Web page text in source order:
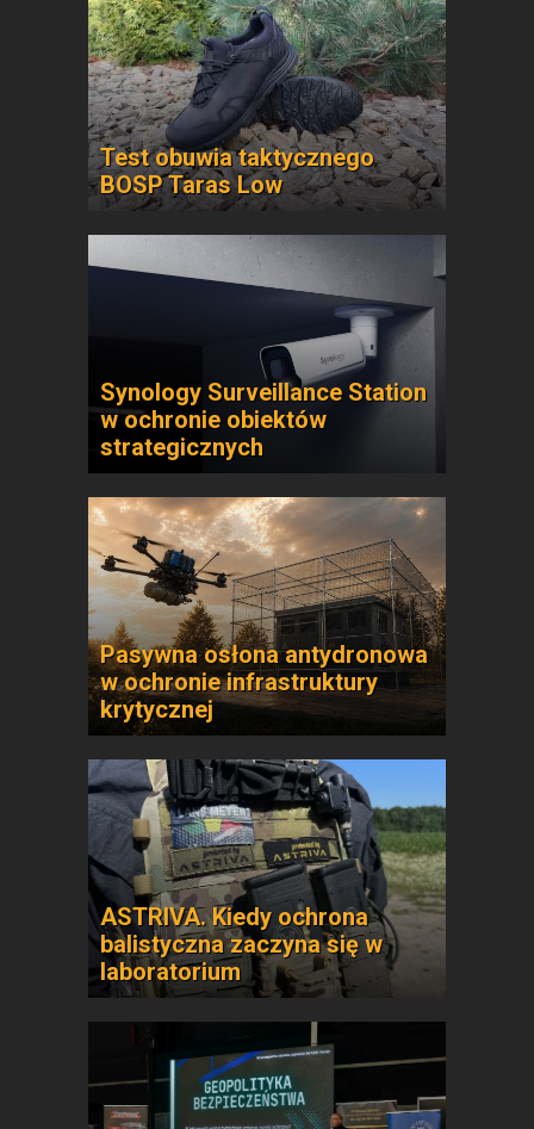
Test obuwia taktycznego
BOSP Taras Low
Synology Surveillance Station
w ochronie obiektów
strategicznych
Pasywna osłona antydronowa
w ochronie infrastruktury
krytycznej
ASTRIVA. Kiedy ochrona
balistyczna zaczyna się w
laboratorium